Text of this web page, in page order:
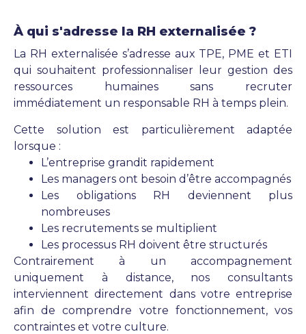
À qui s'adresse la RH externalisée ?
La RH externalisée s’adresse aux TPE, PME et ETI
qui souhaitent professionnaliser leur gestion des
ressources humaines sans recruter
immédiatement un responsable RH à temps plein.
Cette solution est particulièrement adaptée
lorsque :
L’entreprise grandit rapidement
Les managers ont besoin d’être accompagnés
Les obligations RH deviennent plus
nombreuses
Les recrutements se multiplient
Les processus RH doivent être structurés
Contrairement à un accompagnement
uniquement à distance, nos consultants
interviennent directement dans votre entreprise
afin de comprendre votre fonctionnement, vos
contraintes et votre culture.